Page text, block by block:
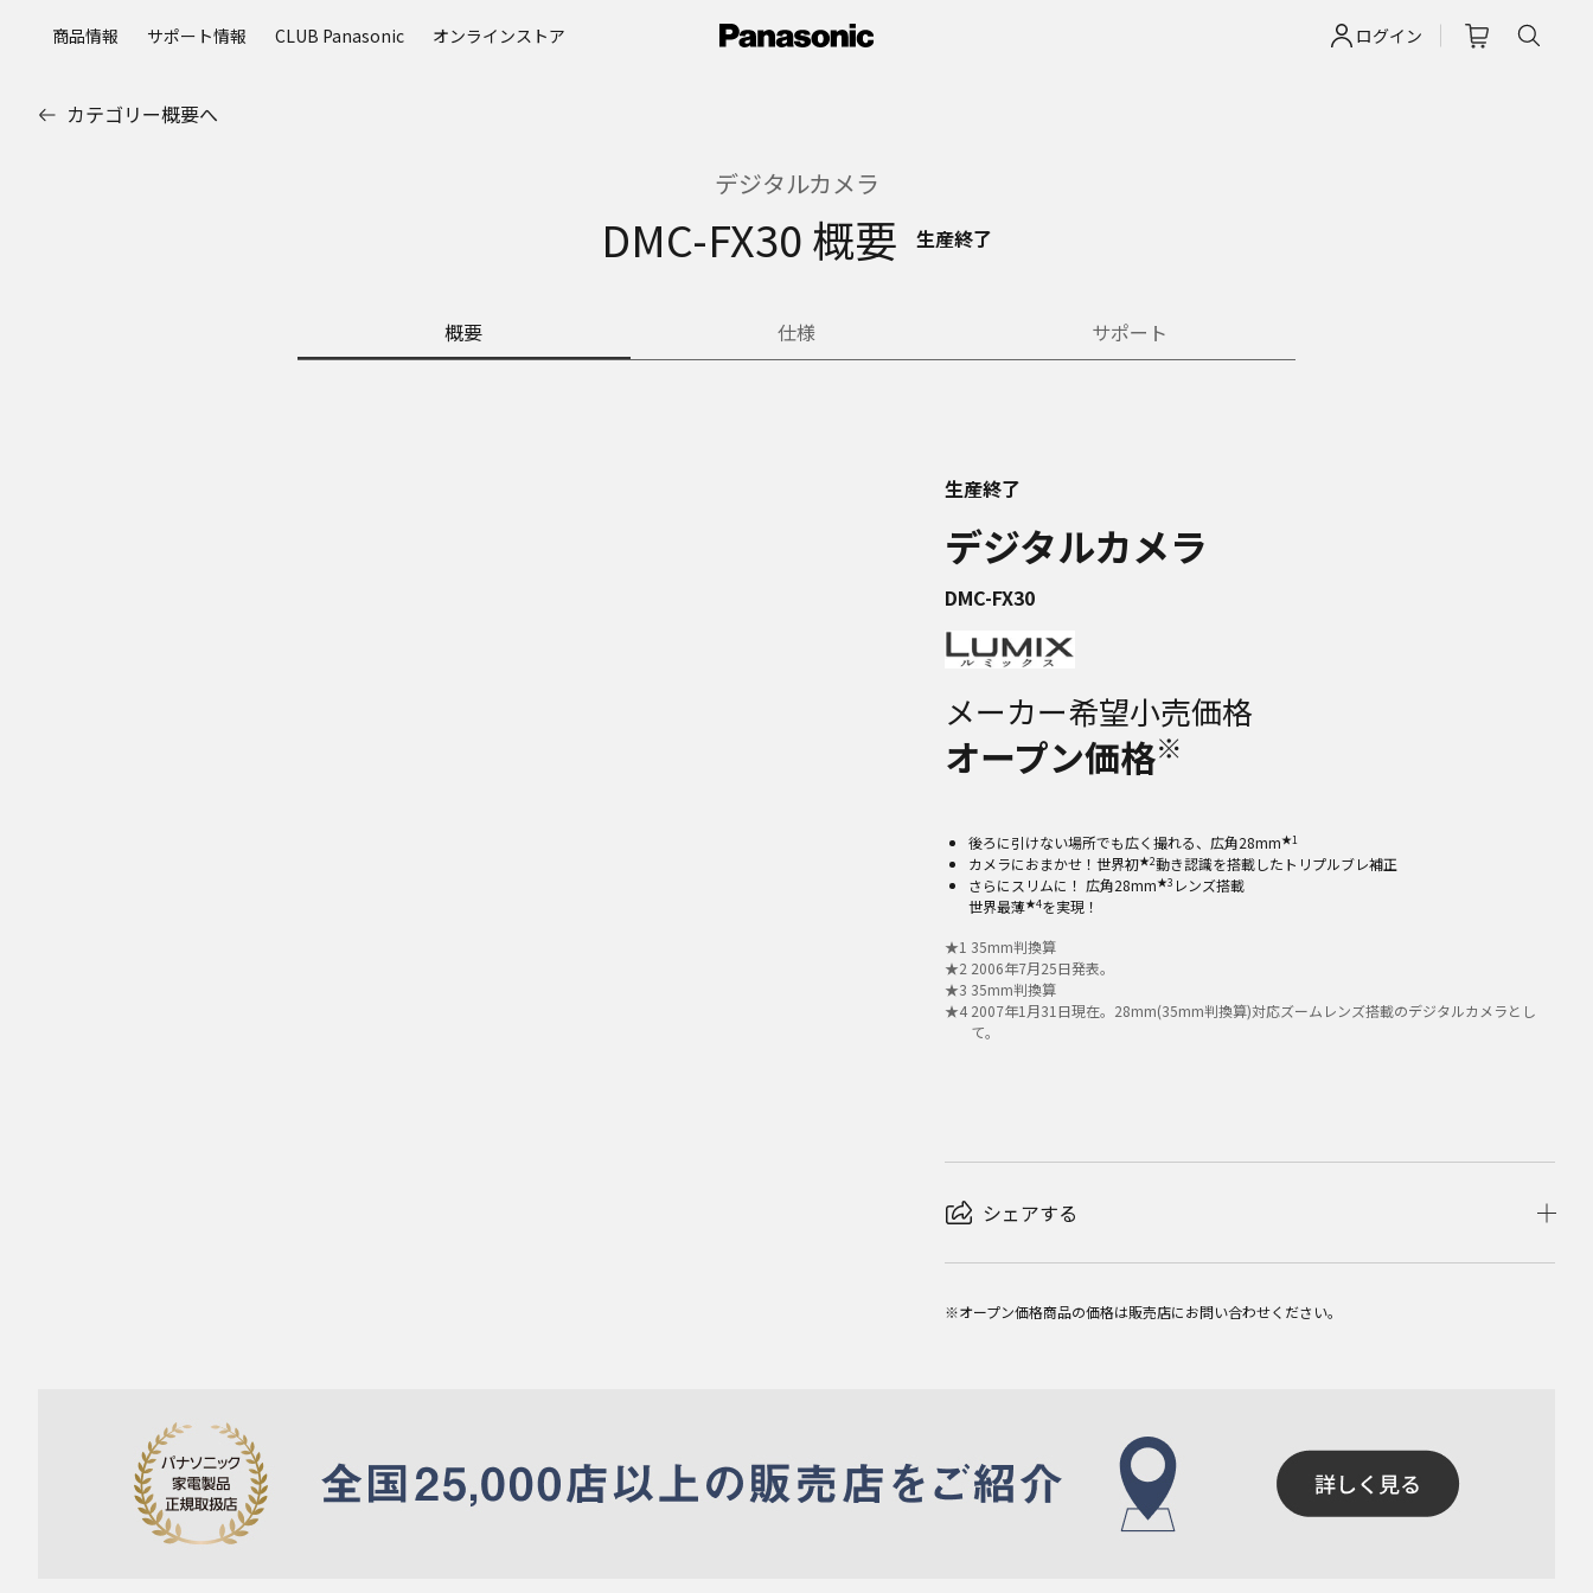
ログイン
商品情報 サポート情報 CLUB Panasonic オンラインストア
カテゴリー概要へ
デジタルカメラ
DMC-FX30 概要 生産終了
概要 仕様 サポート
生産終了
デジタルカメラ
DMC-FX30
メーカー希望小売価格
オープン価格※
後ろに引けない場所でも広く撮れる、広角28mm★1
カメラにおまかせ！世界初★2動き認識を搭載したトリプルブレ補正
さらにスリムに！ 広角28mm★3 レンズ搭載
世界最薄★4を実現！
★1 35mm判換算
★2 2006年7月25日発表。
★3 35mm判換算
★4 2007年1月31日現在。28mm(35mm判換算)対応ズームレンズ搭載のデジタルカメラとし
て。
シェアする
※オープン価格商品の価格は販売店にお問い合わせください。